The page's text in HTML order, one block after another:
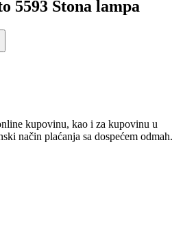
5593 Stona lampa
kupovinu, kao i za kupovinu u
način plaćanja sa dospećem odmah.